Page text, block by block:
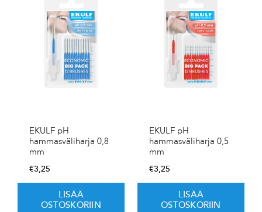
EKULF pH
hammasväliharja 0,8
mm
€3,25
LISÄÄ
OSTOSKORIIN
EKULF pH
hammasväliharja 0,5
mm
€3,25
LISÄÄ
OSTOSKORIIN